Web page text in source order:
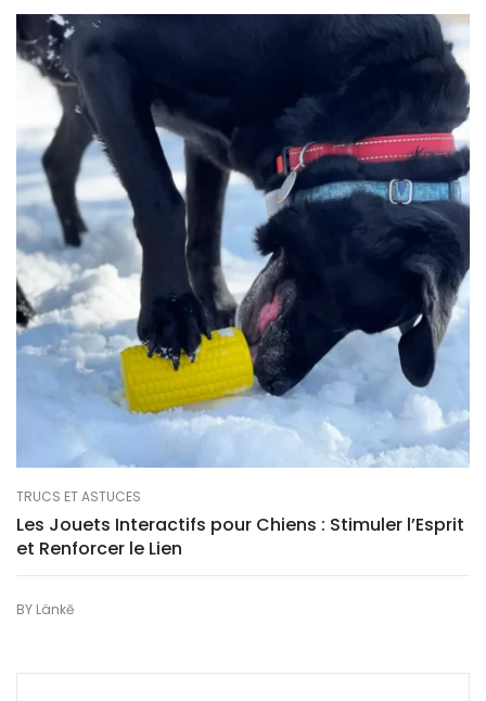
TRUCS ET ASTUCES
Les Jouets Interactifs pour Chiens : Stimuler l’Esprit
et Renforcer le Lien
BY Länkē